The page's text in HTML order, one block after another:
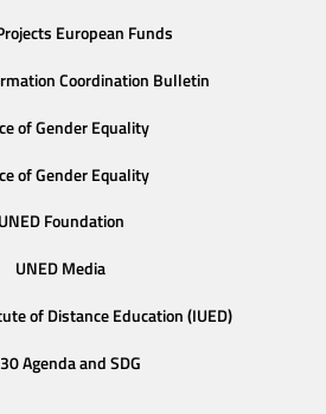
European Funds
Coordination Bulletin
of Gender Equality
of Gender Equality
UNED Foundation
UNED Media
of Distance Education (IUED)
Agenda and SDG